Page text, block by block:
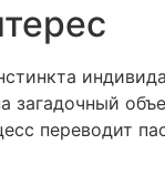
переводит